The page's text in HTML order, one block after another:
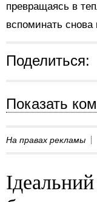
превращаясь в
вспоминать снова
Поделиться:
Показать
На правах рекламы